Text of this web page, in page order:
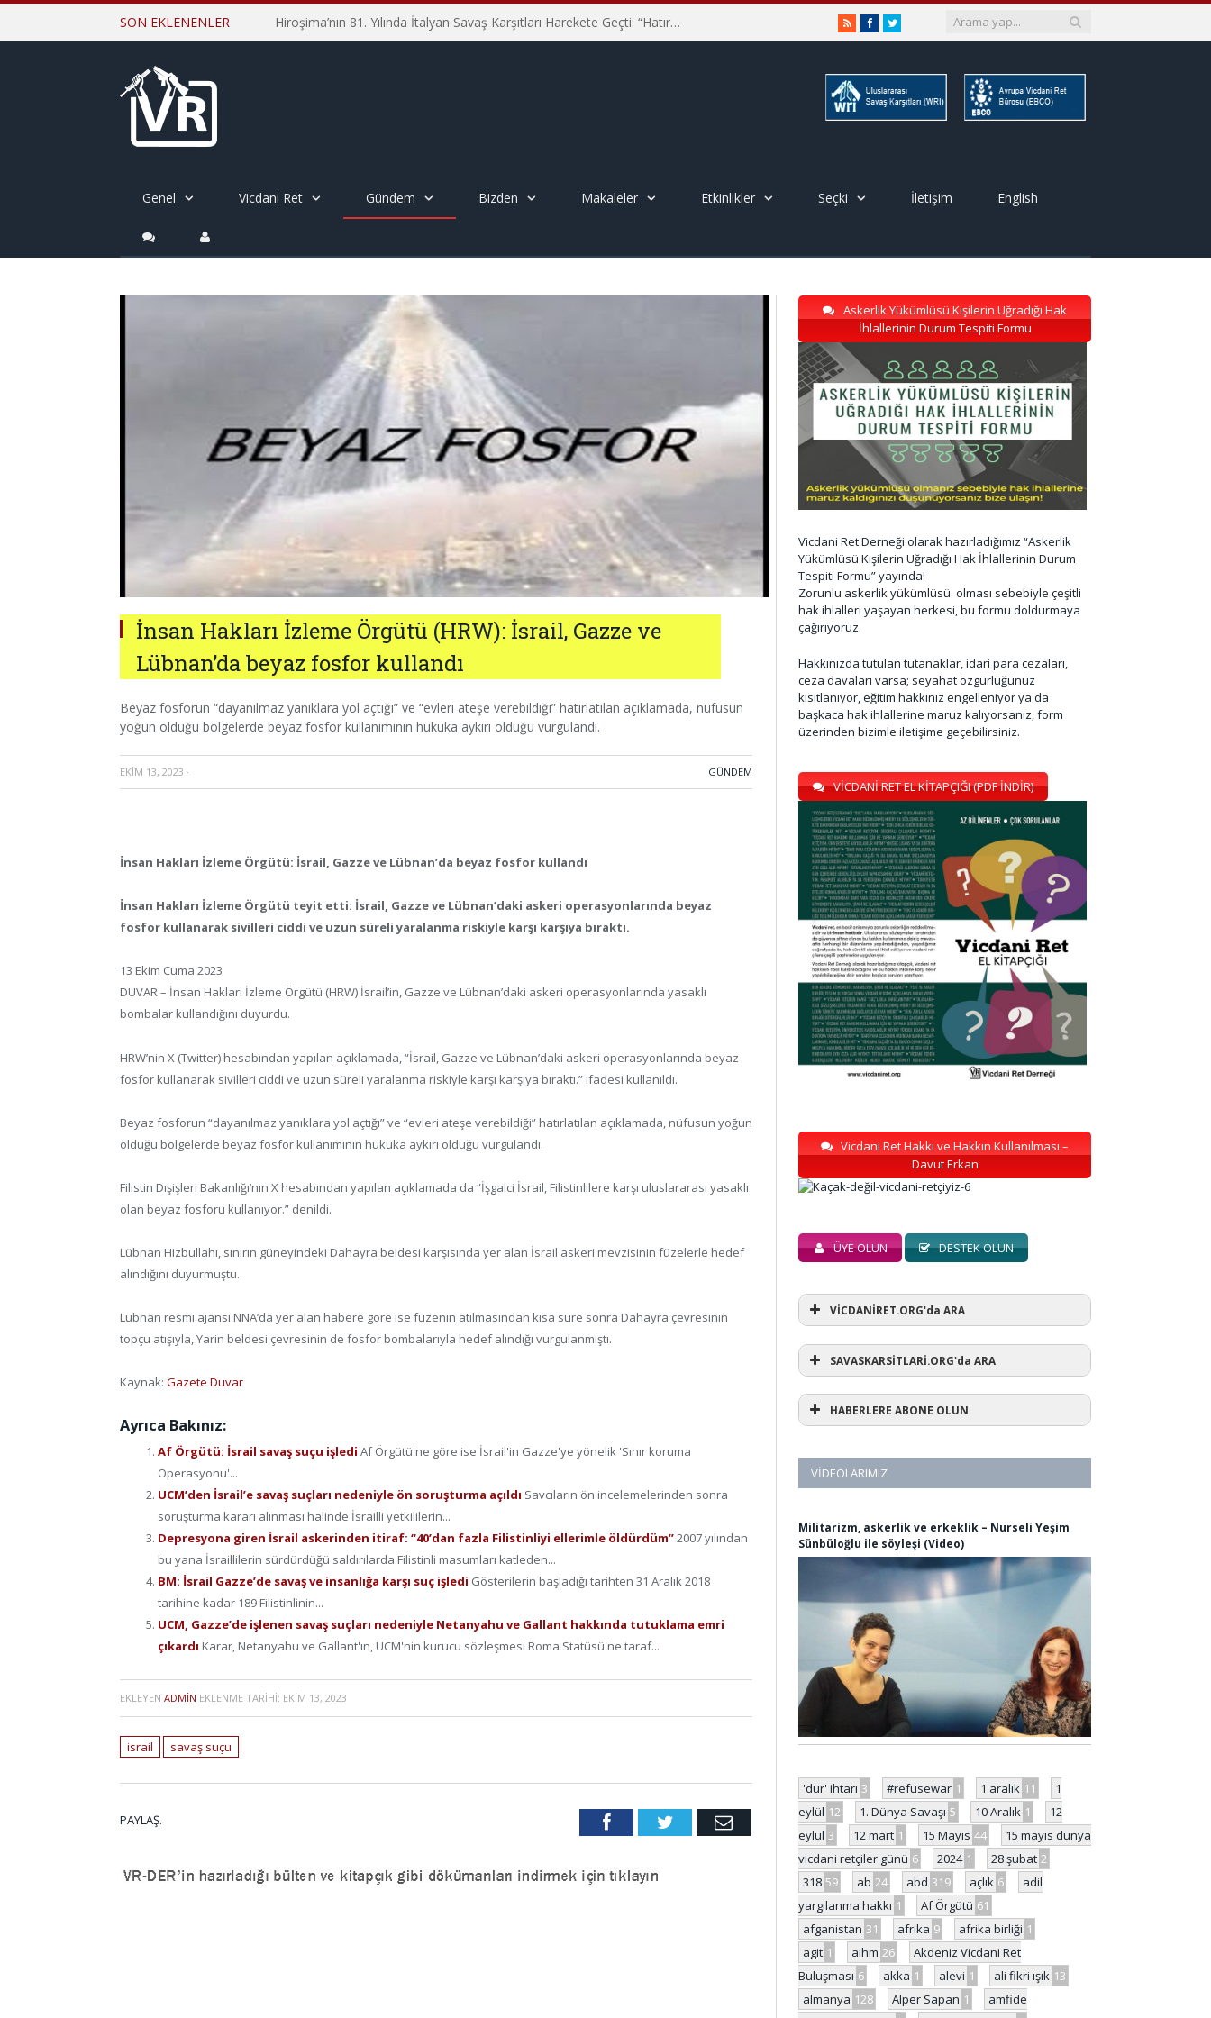
SON EKLENENLER Hiroşima’nın 81. Yılında İtalyan Savaş Karşıtları Harekete Geçti: “Hatırlamak yeterli değil” RSSFacebookTwitter
Genel Vicdani Ret Gündem Bizden Makaleler Etkinlikler Seçki İletişim English
İnsan Hakları İzleme Örgütü (HRW): İsrail, Gazze ve
Lübnan’da beyaz fosfor kullandı
Beyaz fosforun “dayanılmaz yanıklara yol açtığı” ve “evleri ateşe verebildiği” hatırlatılan açıklamada, nüfusun
yoğun olduğu bölgelerde beyaz fosfor kullanımının hukuka aykırı olduğu vurgulandı.
EKIM 13, 2023 · GÜNDEM
İnsan Hakları İzleme Örgütü: İsrail, Gazze ve Lübnan’da beyaz fosfor kullandı
İnsan Hakları İzleme Örgütü teyit etti: İsrail, Gazze ve Lübnan’daki askeri operasyonlarında beyaz
fosfor kullanarak sivilleri ciddi ve uzun süreli yaralanma riskiyle karşı karşıya bıraktı.
13 Ekim Cuma 2023
DUVAR – İnsan Hakları İzleme Örgütü (HRW) İsrail’in, Gazze ve Lübnan’daki askeri operasyonlarında yasaklı
bombalar kullandığını duyurdu.
HRW’nin X (Twitter) hesabından yapılan açıklamada, “İsrail, Gazze ve Lübnan’daki askeri operasyonlarında beyaz
fosfor kullanarak sivilleri ciddi ve uzun süreli yaralanma riskiyle karşı karşıya bıraktı.” ifadesi kullanıldı.
Beyaz fosforun “dayanılmaz yanıklara yol açtığı” ve “evleri ateşe verebildiği” hatırlatılan açıklamada, nüfusun yoğun
olduğu bölgelerde beyaz fosfor kullanımının hukuka aykırı olduğu vurgulandı.
Filistin Dışişleri Bakanlığı’nın X hesabından yapılan açıklamada da “İşgalci İsrail, Filistinlilere karşı uluslararası yasaklı
olan beyaz fosforu kullanıyor.” denildi.
Lübnan Hizbullahı, sınırın güneyindeki Dahayra beldesi karşısında yer alan İsrail askeri mevzisinin füzelerle hedef
alındığını duyurmuştu.
Lübnan resmi ajansı NNA’da yer alan habere göre ise füzenin atılmasından kısa süre sonra Dahayra çevresinin
topçu atışıyla, Yarin beldesi çevresinin de fosfor bombalarıyla hedef alındığı vurgulanmıştı.
Kaynak: Gazete Duvar
Ayrıca Bakınız:
Af Örgütü: İsrail savaş suçu işledi Af Örgütü'ne göre ise İsrail'in Gazze'ye yönelik 'Sınır koruma
Operasyonu'...
UCM’den İsrail’e savaş suçları nedeniyle ön soruşturma açıldı Savcıların ön incelemelerinden sonra
soruşturma kararı alınması halinde İsrailli yetkililerin...
Depresyona giren İsrail askerinden itiraf: “40’dan fazla Filistinliyi ellerimle öldürdüm”2007 yılından
bu yana İsraillilerin sürdürdüğü saldırılarda Filistinli masumları katleden...
BM: İsrail Gazze’de savaş ve insanlığa karşı suç işledi Gösterilerin başladığı tarihten 31 Aralık 2018
tarihine kadar 189 Filistinlinin...
UCM, Gazze’de işlenen savaş suçları nedeniyle Netanyahu ve Gallant hakkında tutuklama emri
çıkardı Karar, Netanyahu ve Gallant'ın, UCM'nin kurucu sözleşmesi Roma Statüsü'ne taraf...
EKLEYEN ADMIN EKLENME TARIHI: EKIM 13, 2023
israil savaş suçu
PAYLAŞ. FacebookTwitter Email
Askerlik Yükümlüsü Kişilerin Uğradığı Hak
İhlallerinin Durum Tespiti Formu
Vicdani Ret Derneği olarak hazırladığımız “Askerlik
Yükümlüsü Kişilerin Uğradığı Hak İhlallerinin Durum
Tespiti Formu” yayında!
Zorunlu askerlik yükümlüsü olması sebebiyle çeşitli
hak ihlalleri yaşayan herkesi, bu formu doldurmaya
çağırıyoruz.
Hakkınızda tutulan tutanaklar, idari para cezaları,
ceza davaları varsa; seyahat özgürlüğünüz
kısıtlanıyor, eğitim hakkınız engelleniyor ya da
başkaca hak ihlallerine maruz kalıyorsanız, form
üzerinden bizimle iletişime geçebilirsiniz.
VİCDANİ RET EL KİTAPÇIĞI (PDF İNDİR)
Vicdani Ret Hakkı ve Hakkın Kullanılması –
Davut Erkan
ÜYE OLUN DESTEK OLUN
VİCDANİRET.ORG'da ARA
SAVASKARSİTLARİ.ORG'da ARA
HABERLERE ABONE OLUN
VIDEOLARIMIZ
Militarizm, askerlik ve erkeklik – Nurseli Yeşim
Sünbüloğlu ile söyleşi (Video)
'dur' ihtarı 3 #refusewar 1 1 aralık 11
1
eylül 12 1. Dünya Savaşı 5 10 Aralık 1
12
eylül 3 12 mart 1 15 Mayıs 44
15 mayıs dünya
vicdani retçiler günü 6 2024 1 28 şubat 2
318 59 ab 24 abd 319 açlık 6
adil
yargılanma hakkı 1 Af Örgütü 61
afganistan 31 afrika 9 afrika birliği 1
agit 1 aihm 26
Akdeniz Vicdani Ret
Buluşması 6 akka 1 alevi 1 ali fikri ışık 13
almanya 128 Alper Sapan 1
amfide